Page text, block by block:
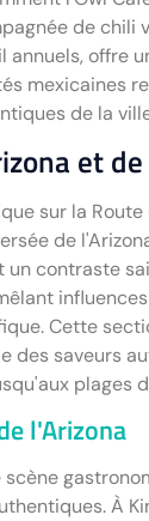
de chili
annuels, offre
mexicaines
de la
et
sur la
de
un contraste
Cette
des saveurs
plages
l'Arizona
scène
À